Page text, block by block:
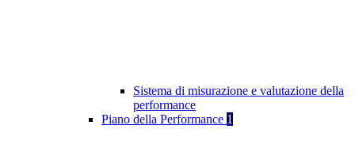
Sistema di misurazione e valutazione della
performance
Piano della Performance 1